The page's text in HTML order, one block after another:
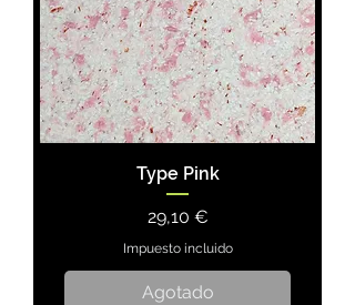
Type Pink
Precio
29,10 €
Impuesto incluido
Agotado